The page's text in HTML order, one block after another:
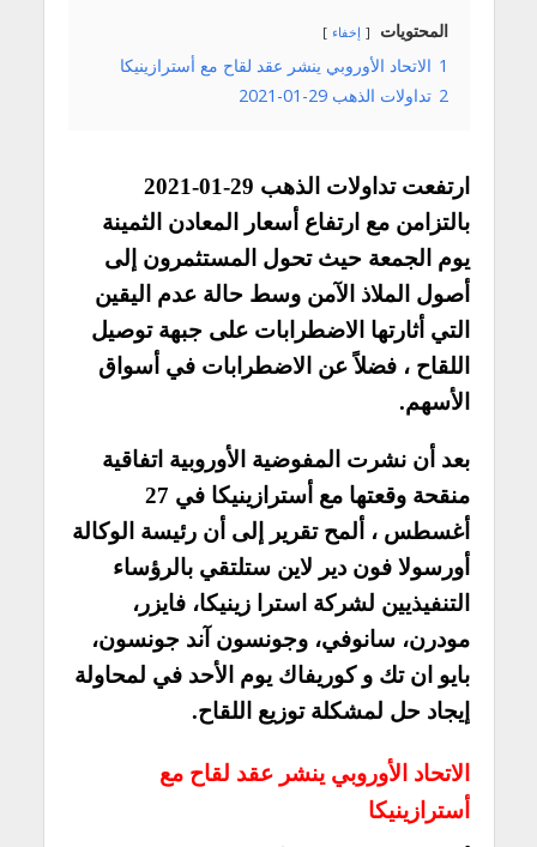
المحتويات إخفاء
1 الاتحاد الأوروبي ينشر عقد لقاح مع أسترازينيكا
2 تداولات الذهب 29-01-2021
ارتفعت تداولات الذهب 29-01-2021
بالتزامن مع ارتفاع أسعار المعادن الثمينة
يوم الجمعة حيث تحول المستثمرون إلى
أصول الملاذ الآمن وسط حالة عدم اليقين
التي أثارتها الاضطرابات على جبهة توصيل
اللقاح ، فضلاً عن الاضطرابات في أسواق
الأسهم.
بعد أن نشرت المفوضية الأوروبية اتفاقية
منقحة وقعتها مع أسترازينيكا في 27
أغسطس ، ألمح تقرير إلى أن رئيسة الوكالة
أورسولا فون دير لاين ستلتقي بالرؤساء
التنفيذيين لشركة استرا زينيكا، فايزر،
مودرن، سانوفي، وجونسون آند جونسون،
بايو ان تك و كوريفاك يوم الأحد في لمحاولة
إيجاد حل لمشكلة توزيع اللقاح.
الاتحاد الأوروبي ينشر عقد لقاح مع
أسترازينيكا